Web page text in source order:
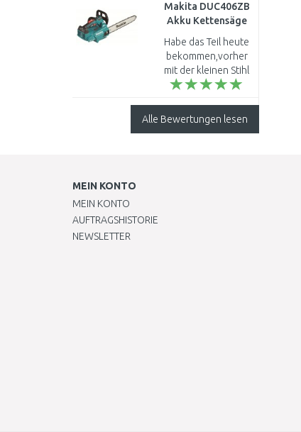
Makita DUC406ZB
Akku Kettensäge
2x18V BLDC 40cm
36V, ohne akku
Habe das Teil heute
bekommen,vorher
mit der kleinen Stihl
120 msc , gearbeitet.
"böse" dagegen,bin
begeistert..
Alle Bewertungen lesen
MEIN KONTO
MEIN KONTO
AUFTRAGSHISTORIE
NEWSLETTER